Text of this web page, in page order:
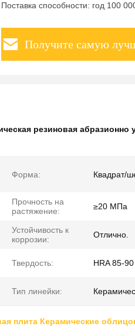
Поставка способности: год 100
Получите самую
резиновая абразионно
Форма: Квадрат/
Прочность на
растяжение:
≥20 МПа
Устойчивость к
коррозии:
Отлично.
Твердость: HRA 85-90
Тип линейки:
плита Керамические